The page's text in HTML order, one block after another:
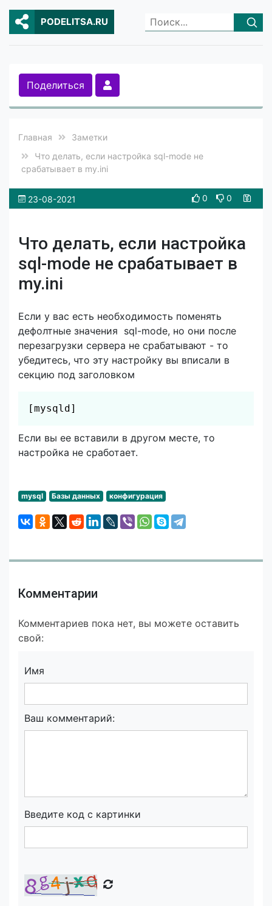
PODELITSA.RU
Поделиться
Главная
Заметки
Что делать, если настройка sql-mode не
срабатывает в my.ini
23-08-2021 0 0
Что делать, если настройка
sql-mode не срабатывает в
my.ini
Если у вас есть необходимость поменять
дефолтные значения sql-mode, но они после
перезагрузки сервера не срабатывают - то
убедитесь, что эту настройку вы вписали в
секцию под заголовком
[mysqld]
Если вы ее вставили в другом месте, то
настройка не сработает.
mysql Базы данных конфигурация
Комментарии
Комментариев пока нет, вы можете оставить
свой:
Имя
Ваш комментарий:
Введите код с картинки